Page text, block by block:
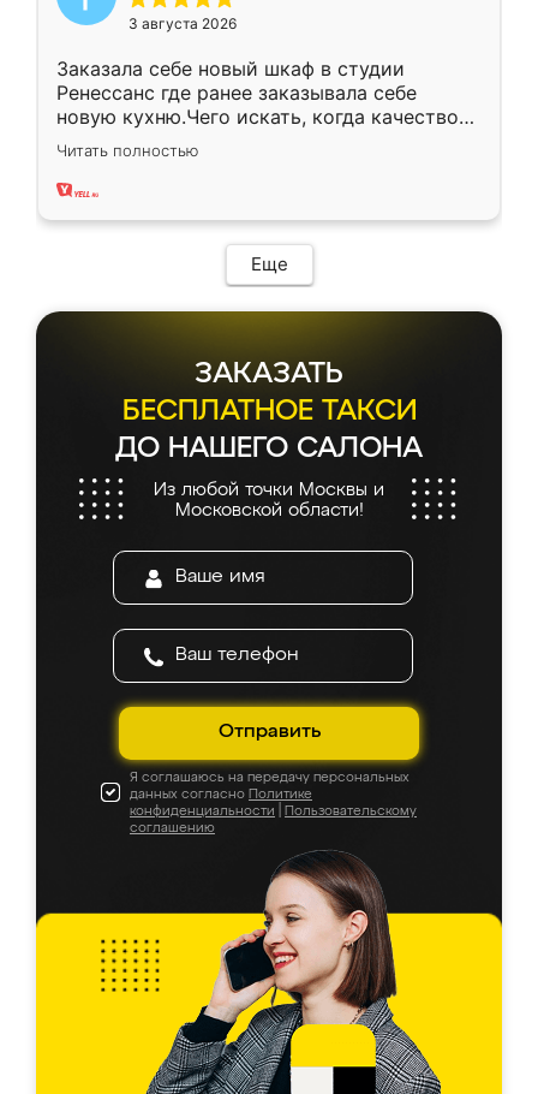
3 августа 2026
Заказала себе новый шкаф в студии
Ренессанс где ранее заказывала себе
новую кухню.Чего искать, когда качеством
вполне довольна. Служит кухня уже почти
два года, нареканий нет.
Читать полностью
Еще
ЗАКАЗАТЬ
БЕСПЛАТНОЕ ТАКСИ
ДО НАШЕГО САЛОНА
Из любой точки Москвы и
Московской области!
Отправить
Я соглашаюсь на передачу персональных
данных согласно Политике
конфиденциальности
Пользовательскому
соглашению